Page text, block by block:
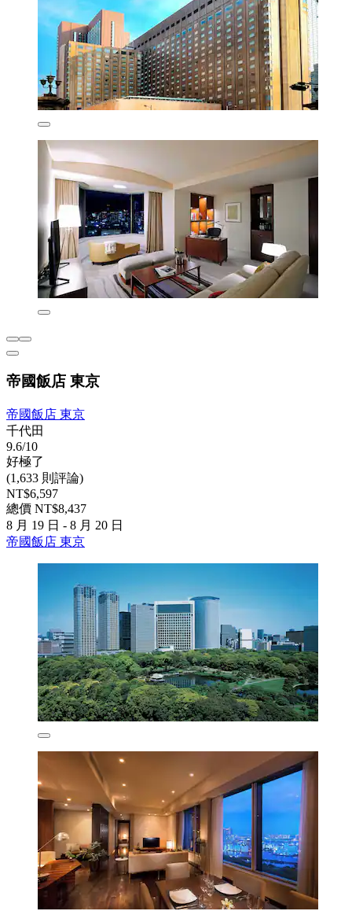
帝國飯店 東京
帝國飯店 東京
千代田
9.6/10
好極了
(1,633 則評論)
NT$6,597
總價 NT$8,437
8 月 19 日 - 8 月 20 日
帝國飯店 東京